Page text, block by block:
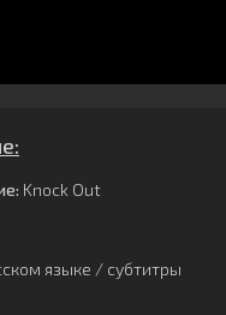
Knock Out
языке / субтитры